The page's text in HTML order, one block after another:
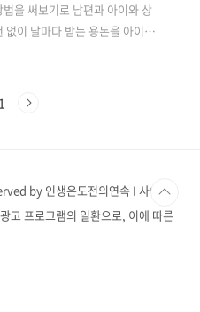
을 써보기로 남편과 아이와 상
없이 달마다 받는 용돈을 아이가
경한 뒤 조금은 긍정적인 변화
4학년, 한 달 3만 원 우리 집 1호
1
by 인생은도전의연속 I 사이트
고 프로그램의 일환으로, 이에 따른